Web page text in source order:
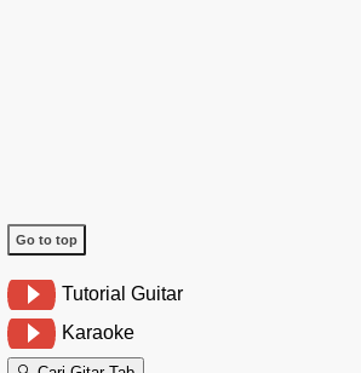
Go to top
Tutorial Guitar
Karaoke